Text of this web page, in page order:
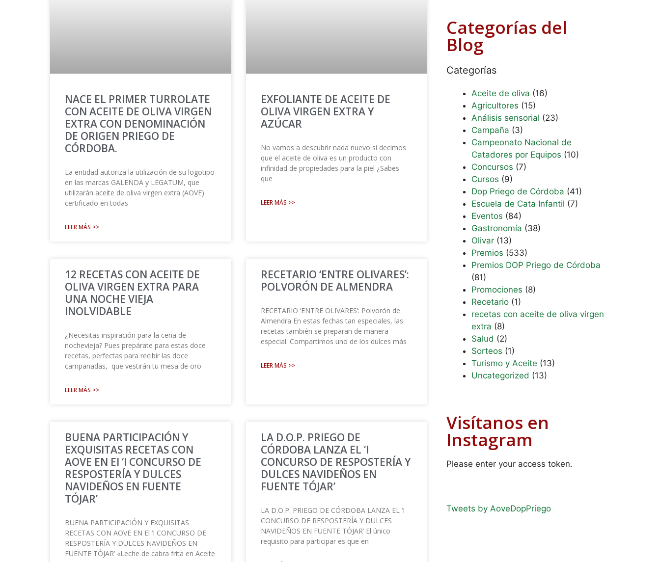
NACE EL PRIMER TURROLATE
CON ACEITE DE OLIVA VIRGEN
EXTRA CON DENOMINACIÓN
DE ORIGEN PRIEGO DE
CÓRDOBA.
La entidad autoriza la utilización de su logotipo
en las marcas GALENDA y LEGATUM, que
utilizarán aceite de oliva virgen extra (AOVE)
certificado en todas
LEER MÁS >>
EXFOLIANTE DE ACEITE DE
OLIVA VIRGEN EXTRA Y
AZÚCAR
No vamos a descubrir nada nuevo si decimos
que el aceite de oliva es un producto con
infinidad de propiedades para la piel ¿Sabes
que
LEER MÁS >>
12 RECETAS CON ACEITE DE
OLIVA VIRGEN EXTRA PARA
UNA NOCHE VIEJA
INOLVIDABLE
¿Necesitas inspiración para la cena de
nochevieja? Pues prepárate para estas doce
recetas, perfectas para recibir las doce
campanadas, que vestirán tu mesa de oro
LEER MÁS >>
RECETARIO ‘ENTRE OLIVARES’:
POLVORÓN DE ALMENDRA
RECETARIO ‘ENTRE OLIVARES’: Polvorón de
Almendra En estas fechas tan especiales, las
recetas también se preparan de manera
especial. Compartimos uno de los dulces más
LEER MÁS >>
BUENA PARTICIPACIÓN Y
EXQUISITAS RECETAS CON
AOVE EN El ‘I CONCURSO DE
RESPOSTERÍA Y DULCES
NAVIDEÑOS EN FUENTE
TÓJAR’
BUENA PARTICIPACIÓN Y EXQUISITAS
RECETAS CON AOVE EN El ‘I CONCURSO DE
RESPOSTERÍA Y DULCES NAVIDEÑOS EN
FUENTE TÓJAR’ «Leche de cabra frita en Aceite
LA D.O.P. PRIEGO DE
CÓRDOBA LANZA EL ‘I
CONCURSO DE RESPOSTERÍA Y
DULCES NAVIDEÑOS EN
FUENTE TÓJAR’
LA D.O.P. PRIEGO DE CÓRDOBA LANZA EL ‘I
CONCURSO DE RESPOSTERÍA Y DULCES
NAVIDEÑOS EN FUENTE TÓJAR’ El único
requisito para participar es que en
Categorías del
Blog
Categorías
Aceite de oliva (16)
Agricultores (15)
Análisis sensorial (23)
Campaña (3)
Campeonato Nacional de
Catadores por Equipos (10)
Concursos (7)
Cursos (9)
Dop Priego de Córdoba (41)
Escuela de Cata Infantil (7)
Eventos (84)
Gastronomía (38)
Olivar (13)
Premios (533)
Premios DOP Priego de Córdoba
(81)
Promociones (8)
Recetario (1)
recetas con aceite de oliva virgen
extra (8)
Salud (2)
Sorteos (1)
Turismo y Aceite (13)
Uncategorized (13)
Visítanos en
Instagram
Please enter your access token.
Tweets by AoveDopPriego